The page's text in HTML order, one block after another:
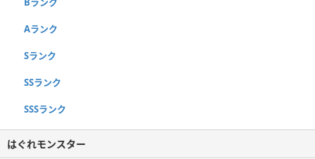
Aランク
Sランク
SSランク
SSSランク
はぐれモンスター